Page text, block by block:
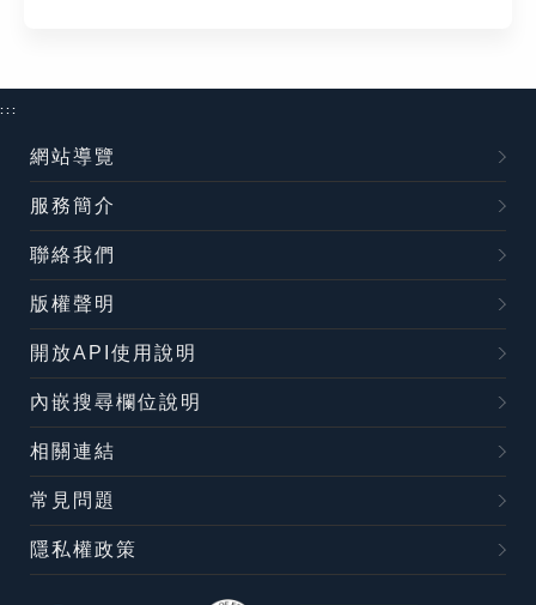
:::
網站導覽
服務簡介
聯絡我們
版權聲明
開放API使用說明
內嵌搜尋欄位說明
相關連結
常見問題
隱私權政策